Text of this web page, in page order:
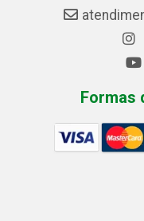
Formas